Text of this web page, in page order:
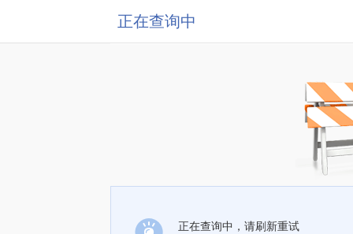
正在查询中
正在查询中，请刷新重试